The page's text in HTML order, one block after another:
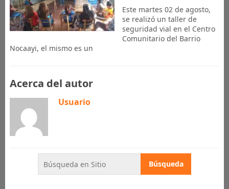
Este martes 02 de agosto,
se realizó un taller de
seguridad vial en el Centro
Comunitario del Barrio
Nocaayi, el mismo es un
Acerca del autor
Usuario